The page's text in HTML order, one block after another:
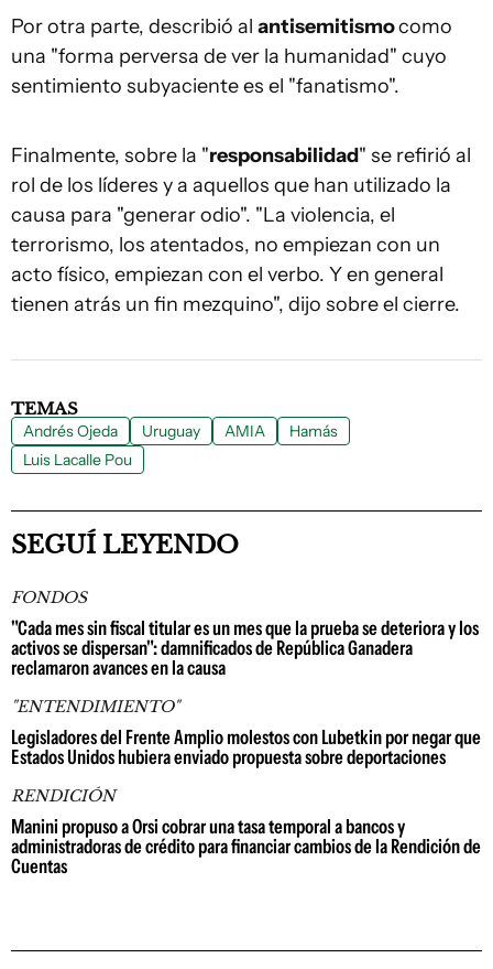
Por otra parte, describió al antisemitismocomo
una "forma perversa de ver la humanidad" cuyo
sentimiento subyaciente es el "fanatismo".
Finalmente, sobre la "responsabilidad" se refirió al
rol de los líderes y a aquellos que han utilizado la
causa para "generar odio". "La violencia, el
terrorismo, los atentados, no empiezan con un
acto físico, empiezan con el verbo. Y en general
tienen atrás un fin mezquino", dijo sobre el cierre.
TEMAS
Andrés Ojeda Uruguay AMIA
Hamás
Luis Lacalle Pou
SEGUÍ LEYENDO
FONDOS
"Cada mes sin fiscal titular es un mes que la prueba se deteriora y los
activos se dispersan": damnificados de República Ganadera
reclamaron avances en la causa
"ENTENDIMIENTO"
Legisladores del Frente Amplio molestos con Lubetkin por negar que
Estados Unidos hubiera enviado propuesta sobre deportaciones
RENDICIÓN
Manini propuso a Orsi cobrar una tasa temporal a bancos y
administradoras de crédito para financiar cambios de la Rendición de
Cuentas